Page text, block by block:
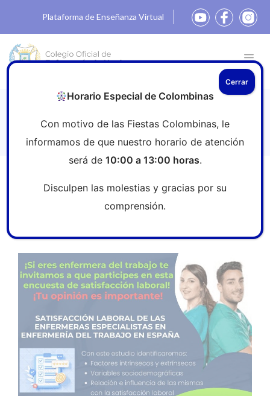
Plataforma de Enseñanza Virtual
investigación
Sala de prensa
Colaboración proyecto de
Horario Especial de Colombinas
Con motivo de las Fiestas Colombinas, le
informamos de que nuestro horario de atención
será de 10:00 a 13:00 horas.
Disculpen las molestias y gracias por su
comprensión.
Cerrar